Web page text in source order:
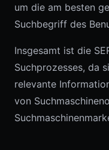
um die am besten
Suchbegriff des
Insgesamt ist die
Suchprozesses, da
relevante
von